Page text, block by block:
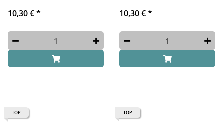
10,30 €* 10,30 €*
TOP TOP